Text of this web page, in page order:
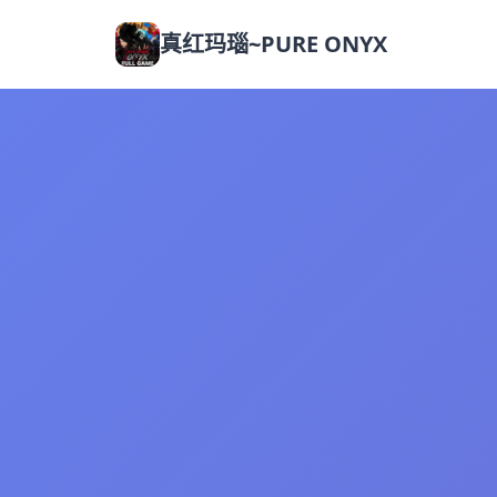
真红玛瑙~PURE ONYX